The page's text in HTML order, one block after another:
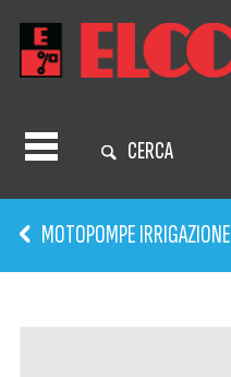
CERCA
MOTOPOMPE IRRIGAZIONE